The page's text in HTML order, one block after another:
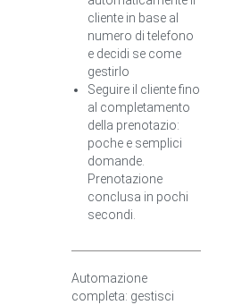
cliente in base al
numero di telefono
e decidi se come
gestirlo
Seguire il cliente fino
al completamento
della prenotazio:
poche e semplici
domande.
Prenotazione
conclusa in pochi
secondi.
Automazione
completa: gestisci